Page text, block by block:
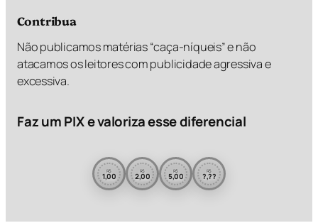
Contribua
Não publicamos matérias “caça-níqueis” e não
atacamos os leitores com publicidade agressiva e
excessiva.
Faz um PIX e valoriza esse diferencial
R$
1,00 R$
2,00 R$
5,00 R$
?,??